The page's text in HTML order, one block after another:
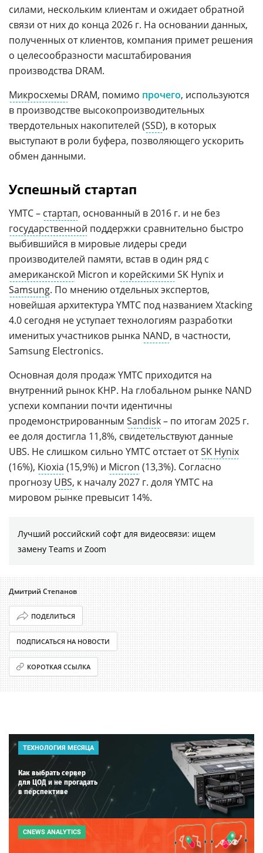
силами, нескольким клиентам и ожидает обратной
связи от них до конца 2026 г. На основании данных,
полученных от клиентов, компания примет решения
о целесообразности масштабирования
производства DRAM.
Микросхемы DRAM, помимо прочего, используются
в производстве высокопроизводительных
твердотельных накопителей (SSD), в которых
выступают в роли буфера, позволяющего ускорить
обмен данными.
Успешный стартап
YMTC – стартап, основанный в 2016 г. и не без
государственной поддержки сравнительно быстро
выбившийся в мировые лидеры среди
производителей памяти, встав в один ряд с
американской Micron и корейскими SK Hynix и
Samsung. По мнению отдельных экспертов,
новейшая архитектура YMTC под названием Xtacking
4.0 сегодня не уступает технологиям разработки
именитых участников рынка NAND, в частности,
Samsung Electronics.
Основная доля продаж YMTC приходится на
внутренний рынок КНР. На глобальном рынке NAND
успехи компании почти идентичны
продемонстрированным Sandisk– по итогам 2025 г.
ее доля достигла 11,8%, свидетельствуют данные
UBS. Не слишком сильно YMTC отстает отSK Hynix
(16%), Kioxia (15,9%) и Micron (13,3%). Согласно
прогнозу UBS, к началу 2027 г. доля YMTC на
мировом рынке превысит 14%.
Лучший российский софт для видеосвязи: ищем
замену Teams и Zoom
Дмитрий Степанов
ПОДЕЛИТЬСЯ
ПОДПИСАТЬСЯ НА НОВОСТИ
КОРОТКАЯ ССЫЛКА
ТЕХНОЛОГИЯ МЕСЯЦА
Как выбрать сервер
для ЦОД и не прогадать
в перспективе
CNEWS ANALYTICS